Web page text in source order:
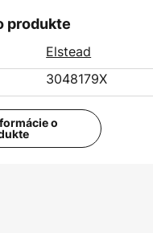
produkte
Elstead
3048179X
o